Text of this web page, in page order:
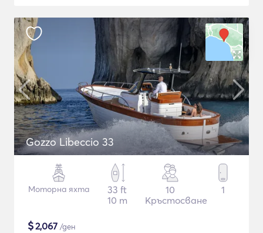
Gozzo Libeccio 33
Моторна яхта
33 ft
10 m
10
Кръстосване
1
$2,067 /ден